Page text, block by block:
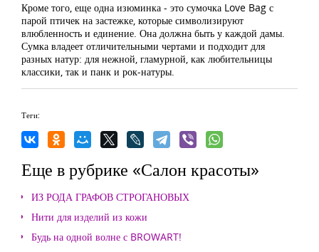
Кроме того, еще одна изюминка - это сумочка Love Bag с
парой птичек на застежке, которые символизируют
влюбленность и единение. Она должна быть у каждой дамы.
Сумка владеет отличительными чертами и подходит для
разных натур: для нежной, гламурной, как любительницы
классики, так и панк и рок-натуры.
Теги:
Еще в рубрике «Салон красоты»
ИЗ РОДА ГРАФОВ СТРОГАНОВЫХ
Нити для изделий из кожи
Будь на одной волне с BROWART!